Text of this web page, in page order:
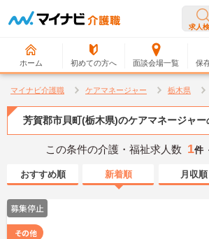
求人
ホーム 初めての方へ 面談会場一覧 保
マイナビ介護職 ケアマネージャー 栃木県
芳賀郡市貝町(栃木県)のケアマネージャー
この条件の介護・福祉求人数 1件
おすすめ順 新着順 月収順
募集停止
その他